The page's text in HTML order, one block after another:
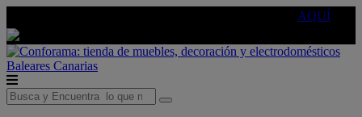
AQUÍ
Baleares Canarias